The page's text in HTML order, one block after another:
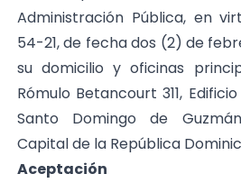
Administración Pública, en
54-21, de fecha dos (2) de
su domicilio y oficinas
Rómulo Betancourt 311,
Santo Domingo de
Capital de la República
Aceptación